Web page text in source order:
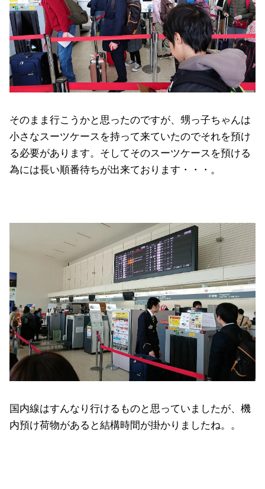
そのまま行こうかと思ったのですが、甥っ子ちゃんは
小さなスーツケースを持って来ていたのでそれを預け
る必要があります。そしてそのスーツケースを預ける
為には長い順番待ちが出来ております・・・。
国内線はすんなり行けるものと思っていましたが、機
内預け荷物があると結構時間が掛かりましたね。。